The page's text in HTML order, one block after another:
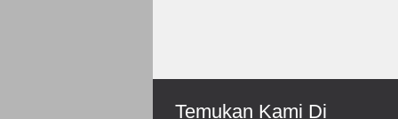
Temukan Kami Di